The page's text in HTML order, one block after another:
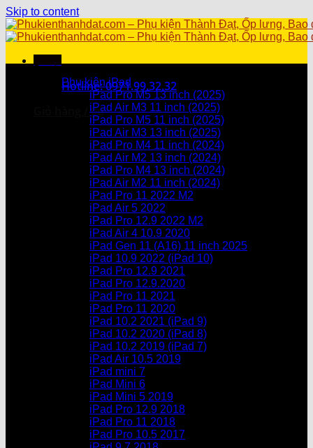
Skip to content
Hotline: 0971.99.32.32
Giỏ hàng /0₫
Chưa có sản phẩm trong giỏ hàng.
Chưa có sản phẩm trong giỏ hàng.
Danh mục sản phẩm
Phụ kiện iPad
iPad Pro M5 13 inch (2025)
iPad Air M3 11 inch (2025)
iPad Pro M5 11 inch (2025)
iPad Air M3 13 inch (2025)
iPad Pro M4 11 inch (2024)
iPad Air M2 13 inch (2024)
iPad Pro M4 13 inch (2024)
iPad Air M2 11 inch (2024)
iPad Pro 11 2022 M2
iPad Air 5 2022
iPad Pro 12.9 2022 M2
iPad Air 4 10.9 2020
iPad Gen 11 (A16) 11 inch 2025
iPad 10.9 2022 (iPad 10)
iPad Pro 12.9 2021
iPad Pro 12.9.2020
iPad Pro 11 2021
iPad Pro 11 2020
iPad 10.2 2021 (iPad 9)
iPad 10.2 2020 (iPad 8)
iPad 10.2 2019 (iPad 7)
iPad Air 10.5 2019
iPad mini 7
iPad Mini 6
iPad Mini 5 2019
iPad Pro 12.9 2018
iPad Pro 11 2018
iPad Pro 10.5 2017